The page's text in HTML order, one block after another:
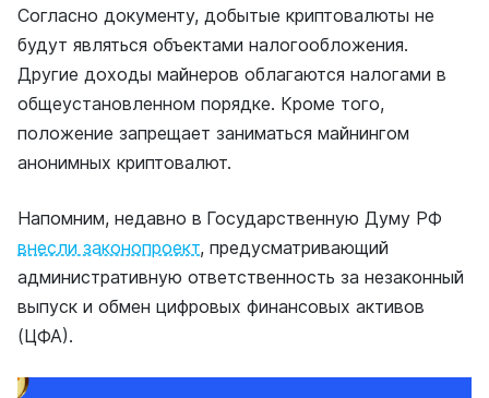
Согласно документу, добытые криптовалюты не
будут являться объектами налогообложения.
Другие доходы майнеров облагаются налогами в
общеустановленном порядке. Кроме того,
положение запрещает заниматься майнингом
анонимных криптовалют.
Напомним, недавно в Государственную Думу РФ
внесли законопроект, предусматривающий
административную ответственность за незаконный
выпуск и обмен цифровых финансовых активов
(ЦФА).